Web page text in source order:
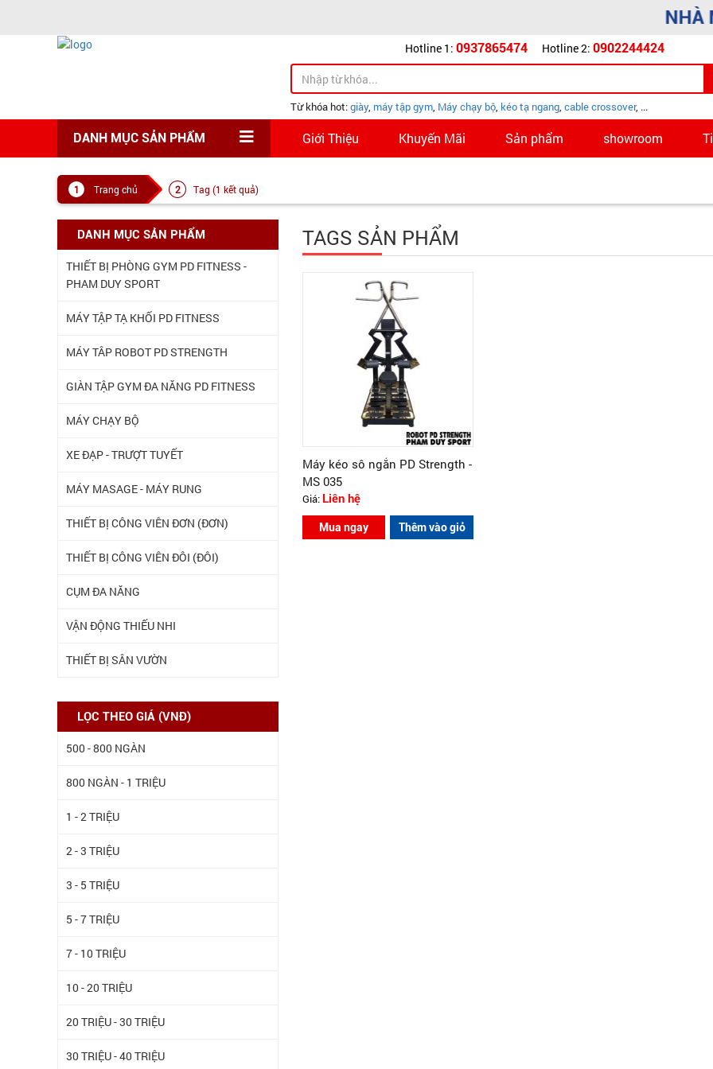
NHÀ
Hotline 1: 0937865474 Hotline 2: 0902244424
Từ khóa hot:giày, máy tập gym, Máy chạy bộ, kéo tạ ngang, cable crossover, ...
DANH MỤC SẢN PHẨM Giới Thiệu Khuyến Mãi Sản phẩm showroom
Trang chủ Tag (1 kết quả)
DANH MỤC SẢN PHẨM
THIẾT BỊ PHÒNG GYM PD FITNESS -
PHAM DUY SPORT
MÁY TẬP TẠ KHỐI PD FITNESS
MÁY TÂP ROBOT PD STRENGTH
GIÀN TẬP GYM ĐA NĂNG PD FITNESS
MÁY CHẠY BỘ
XE ĐẠP - TRƯỢT TUYẾT
MÁY MASAGE - MÁY RUNG
THIẾT BỊ CÔNG VIÊN ĐƠN (ĐƠN)
THIẾT BỊ CÔNG VIÊN ĐÔI (ĐÔI)
CỤM ĐA NĂNG
VẬN ĐỘNG THIẾU NHI
THIẾT BỊ SÂN VƯỜN
LỌC THEO GIÁ (VNĐ)
500 - 800 NGÀN
800 NGÀN - 1 TRIỆU
1 - 2 TRIỆU
2 - 3 TRIỆU
3 - 5 TRIỆU
5 - 7 TRIỆU
7 - 10 TRIỆU
10 - 20 TRIỆU
20 TRIỆU - 30 TRIỆU
30 TRIỆU - 40 TRIỆU
TAGS SẢN PHẨM
Máy kéo sô ngắn PD Strength -
MS 035
Giá: Liên hệ
Mua ngay Thêm vào giỏ